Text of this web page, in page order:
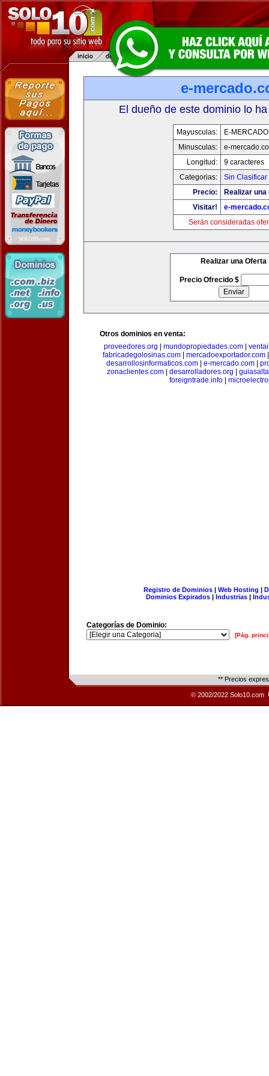
e-
El dueño de este dominio lo
Mayusculas:
E-
Minusculas:
e-
Longitud:
9 caracteres
Categorias:
Sin Clasificar
Precio:
Realizar
Visitar!
e-
Serán consideradas
Realizar una Oferta
Precio Ofrecido $
Otros dominios en venta:
proveedores.org
mundopropiedades.com|
fabricadegolosinas.com
mercadoexportador.com
desarrollosinformaticos.com| e-mercado.com|
zonaclientes.com| desarrolladores.org
foreigntrade.info
Registro de Dominios| Web Hosting |
Dominios Expirados | Industrias |
Categorías de Dominio:
[Pág.
** Precios
© 2002/2022 Solo10.com